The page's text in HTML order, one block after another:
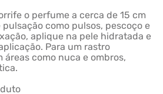
o perfume a cerca de 15 cm
como pulsos, pescoço e
aplique na pele hidratada e
Para um rastro
como nuca e ombros,